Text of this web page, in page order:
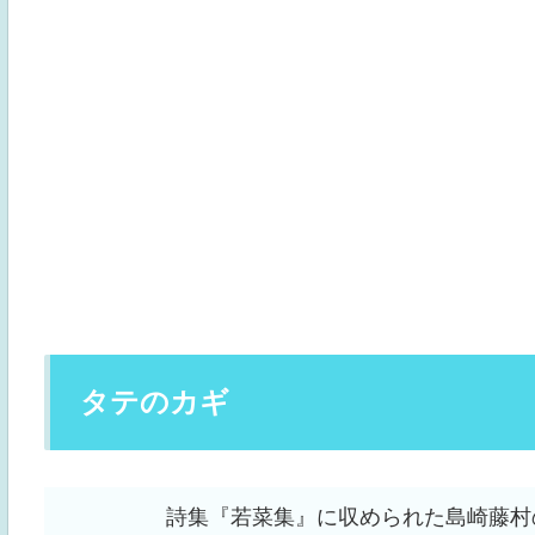
タテのカギ
詩集『若菜集』に収められた島崎藤